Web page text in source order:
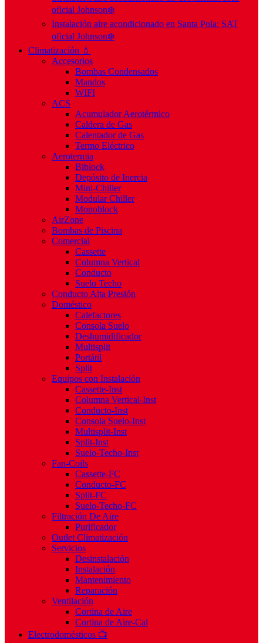
oficial Johnson❄️
Instalación aire acondicionado en Santa Pola: SAT
oficial Johnson❄️
Climatización 💧
Accesorios
Bombas Condensados
Mandos
WIFI
ACS
Acumulador Aerotérmico
Caldera de Gas
Calentador de Gas
Termo Eléctrico
Aerotermia
Biblock
Depósito de Inercia
Mini-Chiller
Modular Chiller
Monoblock
AirZone
Bombas de Piscina
Comercial
Cassette
Columna Vertical
Conducto
Suelo Techo
Conducto Alta Presión
Doméstico
Calefactores
Consola Suelo
Deshumidificador
Multisplit
Portátil
Split
Equipos con Instalación
Cassette-Inst
Columna Vertical-Inst
Conducto-Inst
Consola Suelo-Inst
Multisplit-Inst
Split-Inst
Suelo-Techo-Inst
Fan-Coils
Cassette-FC
Conducto-FC
Split-FC
Suelo-Techo-FC
Filtración De Aire
Purificador
Outlet Climatización
Servicios
Desinstalación
Instalación
Mantenimiento
Reparación
Ventilación
Cortina de Aire
Cortina de Aire-Cal
Electrodomésticos 📺